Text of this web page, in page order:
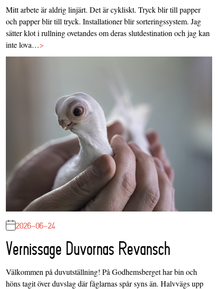
Mitt arbete är aldrig linjärt. Det är cykliskt. Tryck blir till papper
och papper blir till tryck. Installationer blir sorteringssystem. Jag
sätter klot i rullning ovetandes om deras slutdestination och jag kan
inte lova…>
2026-06-24
Vernissage Duvornas Revansch
Välkommen på duvutställning! På Godhemsberget har bin och
höns tagit över duvslag där fåglarnas spår syns än. Halvvägs upp